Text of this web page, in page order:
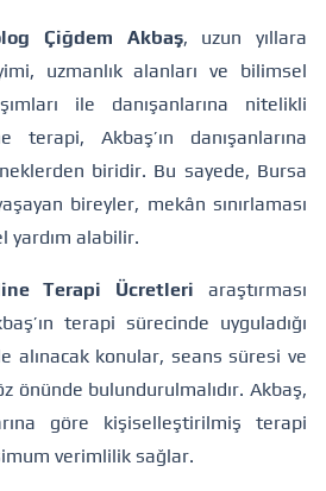
Çiğdem Akbaş, uzun yıllara
uzmanlık alanları ve bilimsel
ile danışanlarına nitelikli
terapi, Akbaş’ın danışanlarına
biridir. Bu sayede, Bursa
bireyler, mekân sınırlaması
yardım alabilir.
Terapi Ücretleri araştırması
terapi sürecinde uyguladığı
alınacak konular, seans süresi ve
önünde bulundurulmalıdır. Akbaş,
göre kişiselleştirilmiş terapi
verimlilik sağlar.